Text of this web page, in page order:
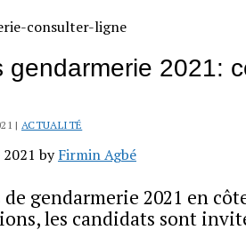
gendarmerie 2021:
|ACTUALITÉ
byFirmin Agbé
gendarmerie 2021 en
les candidats sont